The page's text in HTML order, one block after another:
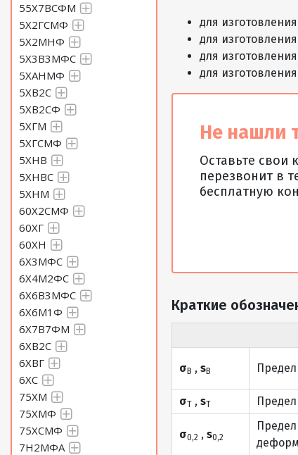
55Х7ВСФМ
5Х2ГСМФ
5Х2МНФ
5Х3В3МФС
5ХАНМФ
5ХВ2С
5ХВ2СФ
5ХГМ
5ХГСМФ
5ХНВ
5ХНВС
5ХНМ
60Х2СМФ
60ХГ
60ХН
6Х3МФС
6Х4М2ФС
6Х6В3МФС
6Х6М1Ф
6Х7В7ФМ
6ХВ2С
6ХВГ
6ХС
75ХМ
75ХМФ
75ХСМФ
7Н2МФА
для
для
для
для
Не нашли
Оставьте свои
перезвонит в
бесплатную
Краткие
σВ ,sВ
σТ ,sТ
σ0,2 ,s0,2